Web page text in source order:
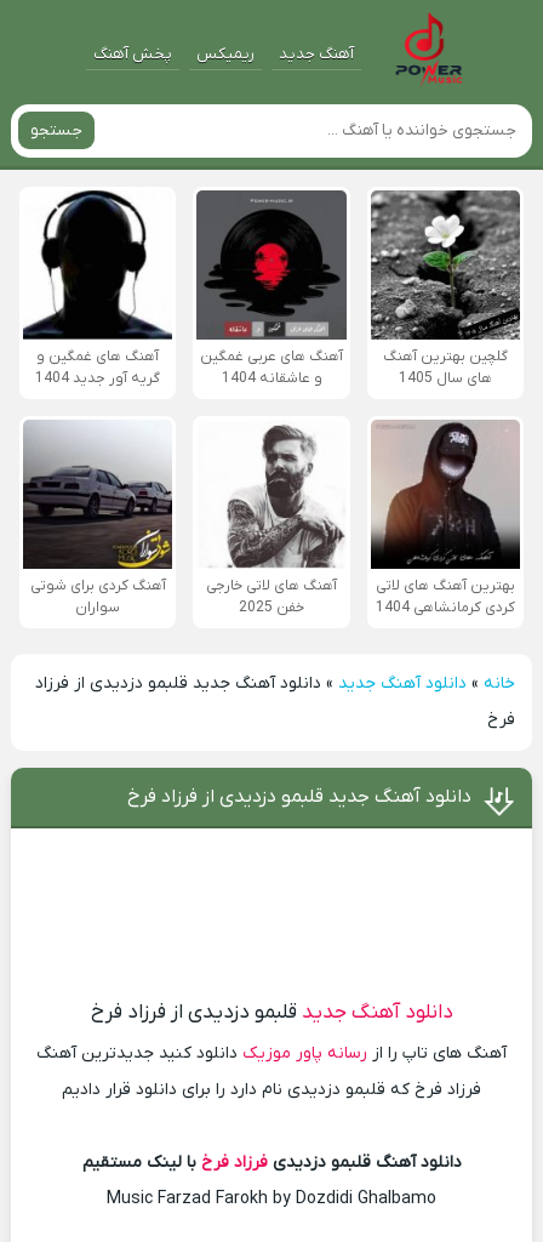
آهنگ جدید ریمیکس پخش آهنگ
جستجو
گلچین بهترین آهنگ
های سال 1405
آهنگ های عربی غمگین
و عاشقانه 1404
آهنگ های غمگین و
گریه آور جدید 1404
بهترین آهنگ های لاتی
کردی کرمانشاهی 1404
آهنگ های لاتی خارجی
خفن 2025
آهنگ کردی برای شوتی
سواران
خانه» دانلود آهنگ جدید » دانلود آهنگ جدید قلبمو دزدیدی از فرزاد
فرخ
دانلود آهنگ جدید قلبمو دزدیدی از فرزاد فرخ
دانلود آهنگ جدید قلبمو دزدیدی از فرزاد فرخ
آهنگ های تاپ را از رسانه پاور موزیک دانلود کنید جدیدترین آهنگ
فرزاد فرخ که قلبمو دزدیدی نام دارد را برای دانلود قرار دادیم
دانلود آهنگ قلبمو دزدیدیفرزاد فرخ با لینک مستقیم
Music Farzad Farokh by Dozdidi Ghalbamo